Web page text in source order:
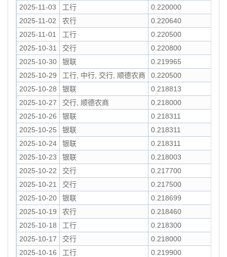
2025-11-03
工行
0.220000
2025-11-02
农行
0.220640
2025-11-01
工行
0.220500
2025-10-31
交行
0.220800
2025-10-30
银联
0.219965
2025-10-29
工行, 中行, 交行, 顺德农商
0.220500
2025-10-28
银联
0.218813
2025-10-27
交行, 顺德农商
0.218000
2025-10-26
银联
0.218311
2025-10-25
银联
0.218311
2025-10-24
银联
0.218311
2025-10-23
银联
0.218003
2025-10-22
交行
0.217700
2025-10-21
交行
0.217500
2025-10-20
银联
0.218699
2025-10-19
农行
0.218460
2025-10-18
工行
0.218300
2025-10-17
交行
0.218000
2025-10-16
工行
0.219900